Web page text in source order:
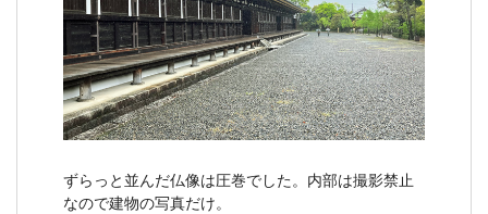
ずらっと並んだ仏像は圧巻でした。内部は撮影禁止
なので建物の写真だけ。